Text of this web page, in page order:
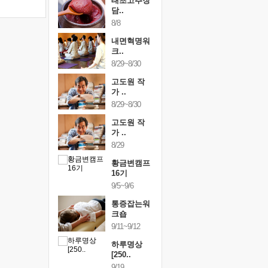
담..
8/8
내면혁명워
크..
8/29~8/30
고도원 작
가 ..
8/29~8/30
고도원 작
가 ..
8/29
황금변캠프
16기
9/5~9/6
통증잡는워
크숍
9/11~9/12
하루명상
[250..